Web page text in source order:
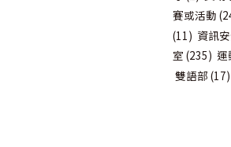
賽或活動
(11) 資訊
室 (235) 運
雙語部 (17)